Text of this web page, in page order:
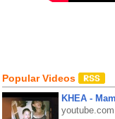
Popular Videos
KHEA -
youtube.com